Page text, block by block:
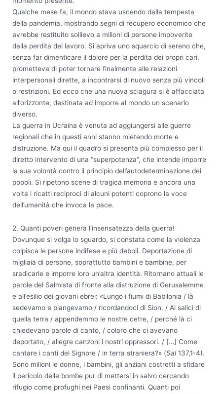
Qualche mese fa, il mondo stava uscendo dalla tempesta
della pandemia, mostrando segni di recupero economico che
avrebbe restituito sollievo a milioni di persone impoverite
dalla perdita del lavoro. Si apriva uno squarcio di sereno che,
senza far dimenticare il dolore per la perdita dei propri cari,
prometteva di poter tornare finalmente alle relazioni
interpersonali dirette, a incontrarsi di nuovo senza più vincoli
o restrizioni. Ed ecco che una nuova sciagura si è affacciata
all’orizzonte, destinata ad imporre al mondo un scenario
diverso.
La guerra in Ucraina è venuta ad aggiungersi alle guerre
regionali che in questi anni stanno mietendo morte e
distruzione. Ma qui il quadro si presenta più complesso per il
diretto intervento di una “superpotenza”, che intende imporre
la sua volontà contro il principio dell’autodeterminazione dei
popoli. Si ripetono scene di tragica memoria e ancora una
volta i ricatti reciproci di alcuni potenti coprono la voce
dell’umanità che invoca la pace.
2. Quanti poveri genera l’insensatezza della guerra!
Dovunque si volga lo sguardo, si constata come la violenza
colpisca le persone indifese e più deboli. Deportazione di
migliaia di persone, soprattutto bambini e bambine, per
sradicarle e imporre loro un’altra identità. Ritornano attuali le
parole del Salmista di fronte alla distruzione di Gerusalemme
e all’esilio dei giovani ebrei: «Lungo i fiumi di Babilonia / là
sedevamo e piangevamo / ricordandoci di Sion. / Ai salici di
quella terra / appendemmo le nostre cetre, / perché là ci
chiedevano parole di canto, / coloro che ci avevano
deportato, / allegre canzoni i nostri oppressori. / […] Come
cantare i canti del Signore / in terra straniera?» (Sal137,1-4).
Sono milioni le donne, i bambini, gli anziani costretti a sfidare
il pericolo delle bombe pur di mettersi in salvo cercando
rifugio come profughi nei Paesi confinanti. Quanti poi